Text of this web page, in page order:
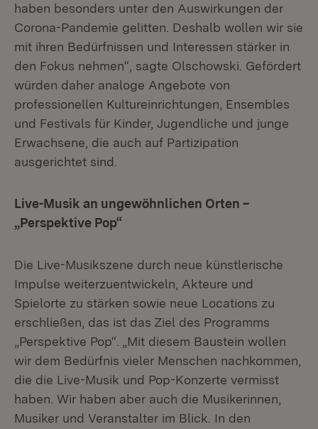
haben besonders unter den Auswirkungen der
Corona-Pandemie gelitten. Deshalb wollen wir sie
mit ihren Bedürfnissen und Interessen stärker in
den Fokus nehmen“, sagte Olschowski. Gefördert
würden daher analoge Angebote von
professionellen Kultureinrichtungen, Ensembles
und Festivals für Kinder, Jugendliche und junge
Erwachsene, die auch auf Partizipation
ausgerichtet sind.
Live-Musik an ungewöhnlichen Orten –
„Perspektive Pop“
Die Live-Musikszene durch neue künstlerische
Impulse weiterzuentwickeln, Akteure und
Spielorte zu stärken sowie neue Locations zu
erschließen, das ist das Ziel des Programms
„Perspektive Pop“. „Mit diesem Baustein wollen
wir dem Bedürfnis vieler Menschen nachkommen,
die die Live-Musik und Pop-Konzerte vermisst
haben. Wir haben aber auch die Musikerinnen,
Musiker und Veranstalter im Blick. In den